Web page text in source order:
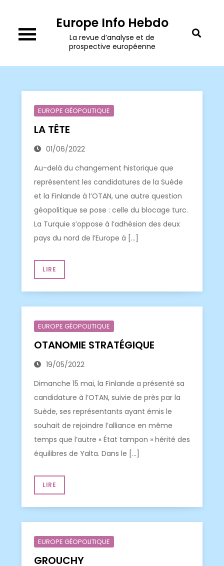
content
Europe Info Hebdo
La revue d’analyse et de
prospective européenne
EUROPE GÉOPOLITIQUE
LA TÊTE
01/06/2022
Au-delà du changement historique que
représentent les candidatures de la Suède
et la Finlande à l’OTAN, une autre question
géopolitique se pose : celle du blocage turc.
La Turquie s’oppose à l’adhésion des deux
pays du nord de l’Europe à […]
LIRE
EUROPE GÉOPOLITIQUE
OTANOMIE STRATÉGIQUE
19/05/2022
Dimanche 15 mai, la Finlande a présenté sa
candidature à l’OTAN, suivie de près par la
Suède, ses représentants ayant émis le
souhait de rejoindre l’alliance en même
temps que l’autre « État tampon » hérité des
équilibres de Yalta. Dans le […]
LIRE
EUROPE GÉOPOLITIQUE
GROUCHY